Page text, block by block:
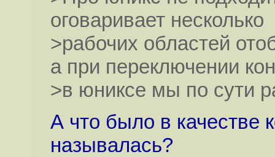
оговаривает несколько
>рабочих областей
а при переключении
>в юниксе мы по сути
А что было в качестве
называлась?